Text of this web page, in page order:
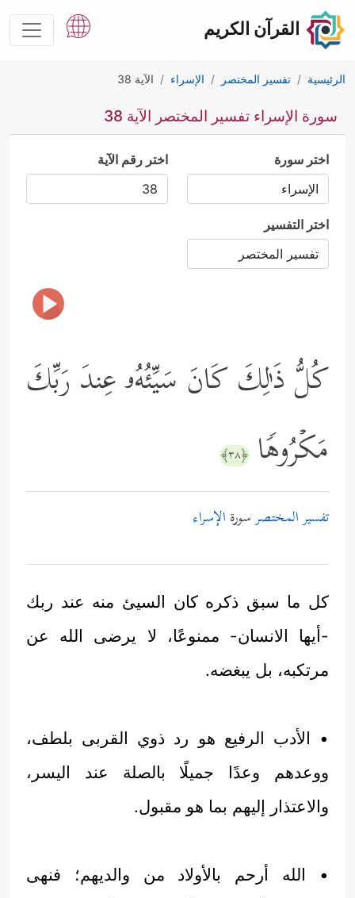
القرآن الكريم
الرئيسية تفسير المختصر الإسراء الآية 38
سورة الإسراء تفسير المختصر الآية 38
اختر سورة اختر رقم الآية
اختر التفسير
كُلُّ ذَ ٰ⁠لِكَ كَانَ سَیِّئُهُۥ عِندَ رَبِّكَ
مَكۡرُوهࣰا ﴿٣٨﴾
تفسير المختصرسورة الإسراء
كل ما سبق ذكره كان السيئ منه عند ربك
-أيها الانسان- ممنوعًا، لا يرضى الله عن
مرتكبه، بل يبغضه.
• الأدب الرفيع هو رد ذوي القربى بلطف،
ووعدهم وعدًا جميلًا بالصلة عند اليسر،
والاعتذار إليهم بما هو مقبول.
• الله أرحم بالأولاد من والديهم؛ فنهى